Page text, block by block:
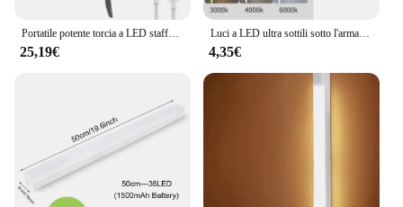
25,19€
Luci a LED ultra sottili sotto l'armadio Sensore di movimento luce notturna Lampada ricaricabile senza fili a 3 colori Illuminazione per armadio da cucina
4,35€